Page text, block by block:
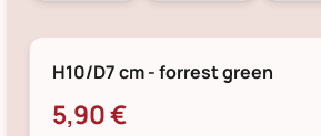
H10/D7 cm - forrest green
5,90 €